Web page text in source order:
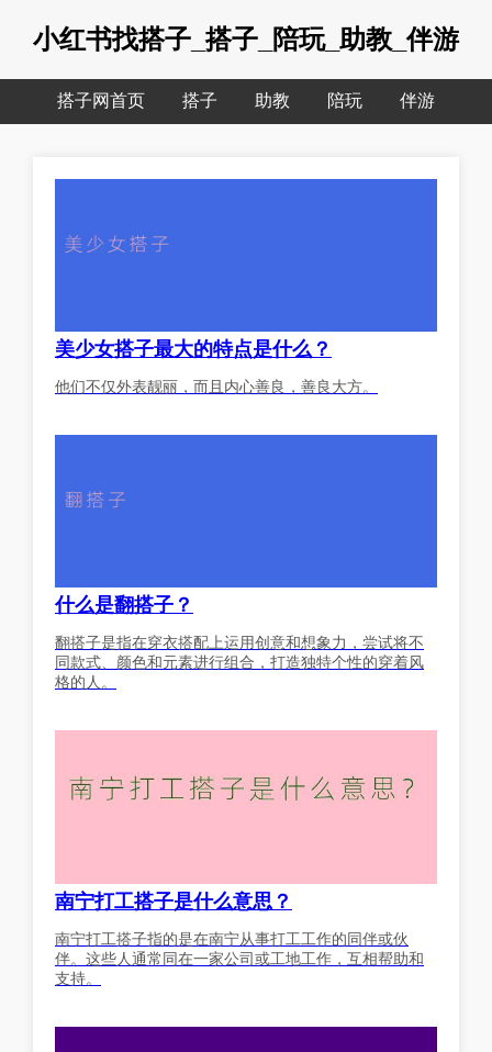
小红书找搭子_搭子_陪玩_助教_伴游
搭子网首页 搭子 助教 陪玩 伴游
美少女搭子最大的特点是什么？
他们不仅外表靓丽，而且内心善良，善良大方。
什么是翻搭子？
翻搭子是指在穿衣搭配上运用创意和想象力，尝试将不
同款式、颜色和元素进行组合，打造独特个性的穿着风
格的人。
南宁打工搭子是什么意思？
南宁打工搭子指的是在南宁从事打工工作的同伴或伙
伴。这些人通常同在一家公司或工地工作，互相帮助和
支持。